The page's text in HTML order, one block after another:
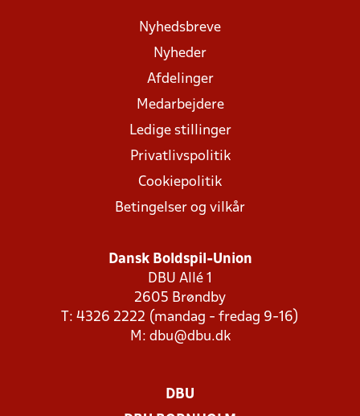
Nyhedsbreve
Nyheder
Afdelinger
Medarbejdere
Ledige stillinger
Privatlivspolitik
Cookiepolitik
Betingelser og vilkår
Dansk Boldspil-Union
DBU Allé 1
2605 Brøndby
T: 4326 2222 (mandag - fredag 9-16)
M: dbu@dbu.dk
DBU